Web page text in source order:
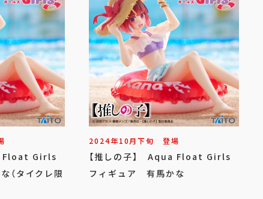
Float Girls
（タイクレ限
2024年10月下旬 登場
【推しの子】 Aqua Float Girls
フィギュア 有馬かな